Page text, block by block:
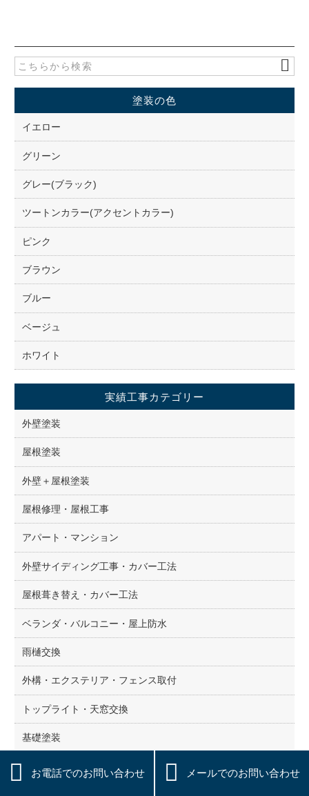
e
b
o
o
k
er
塗装の色
イエロー
グリーン
グレー(ブラック)
ツートンカラー(アクセントカラー)
ピンク
ブラウン
ブルー
ベージュ
ホワイト
実績工事カテゴリー
外壁塗装
屋根塗装
外壁＋屋根塗装
屋根修理・屋根工事
アパート・マンション
外壁サイディング工事・カバー工法
屋根葺き替え・カバー工法
ベランダ・バルコニー・屋上防水
雨樋交換
外構・エクステリア・フェンス取付
トップライト・天窓交換
基礎塗装
給湯器・エコキュート
 お電話でのお問い合わせ  メールでのお問い合わせ